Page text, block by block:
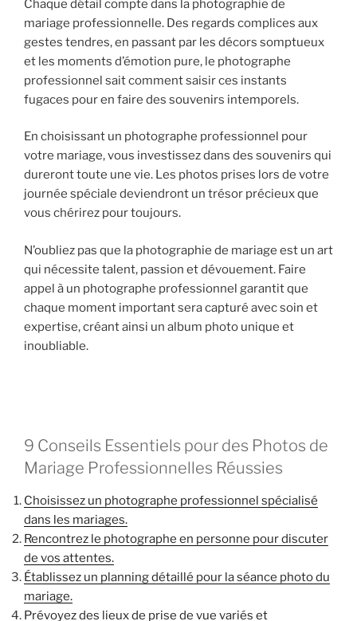
Chaque détail compte dans la photographie de
mariage professionnelle. Des regards complices aux
gestes tendres, en passant par les décors somptueux
et les moments d’émotion pure, le photographe
professionnel sait comment saisir ces instants
fugaces pour en faire des souvenirs intemporels.
En choisissant un photographe professionnel pour
votre mariage, vous investissez dans des souvenirs qui
dureront toute une vie. Les photos prises lors de votre
journée spéciale deviendront un trésor précieux que
vous chérirez pour toujours.
N’oubliez pas que la photographie de mariage est un art
qui nécessite talent, passion et dévouement. Faire
appel à un photographe professionnel garantit que
chaque moment important sera capturé avec soin et
expertise, créant ainsi un album photo unique et
inoubliable.
9 Conseils Essentiels pour des Photos de
Mariage Professionnelles Réussies
Choisissez un photographe professionnel spécialisé
dans les mariages.
Rencontrez le photographe en personne pour discuter
de vos attentes.
Établissez un planning détaillé pour la séance photo du
mariage.
Prévoyez des lieux de prise de vue variés et